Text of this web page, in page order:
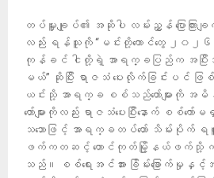
တပ်မှူးချုပ်၏ အဆိုပါ လမ်းညွှန် ပြောကြ
လည်း ရန်သူကို “မင်းတို့ကောင်တွေ ၂
ကုန်ခင် ငါတို့ရဲ့ အာရက္ခပြည်က အပြီး
မယ်” ဆိုပြီး ရာဇသံ ပေးလိုက်ခြင်းပင်
ယင်းသို့ အာရက္ခ စစ်သည်တော်များကို အမိ
တော်များကိုလည်း ရာဇသံပေးပြီးနော​က် စစ်က
သဘောဖြင့် အာရက္ခတပ်တော် သိမ်းပိုက် ရ
ဖက်ကတဆင့် တောင်ကုတ်မြို့နယ်ဖက်သို့ ကမ်း
သည်။ စစ်ရေးအင်အား ခြိမ်းခြောက်